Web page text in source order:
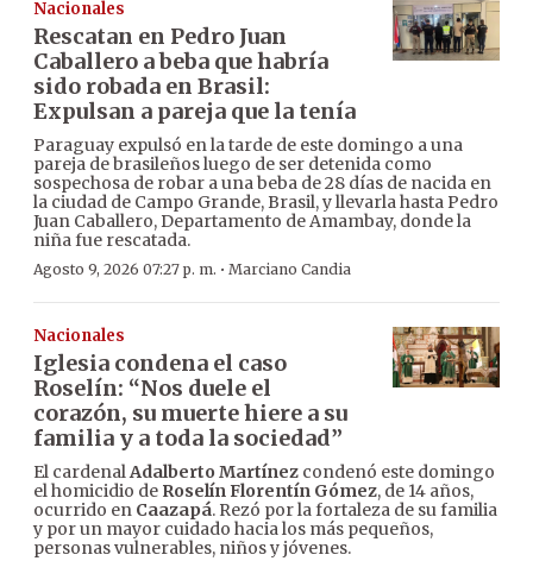
Nacionales
Rescatan en Pedro Juan
Caballero a beba que habría
sido robada en Brasil:
Expulsan a pareja que la tenía
Paraguay expulsó en la tarde de este domingo a una
pareja de brasileños luego de ser detenida como
sospechosa de robar a una beba de 28 días de nacida en
la ciudad de Campo Grande, Brasil, y llevarla hasta Pedro
Juan Caballero, Departamento de Amambay, donde la
niña fue rescatada.
Agosto 9, 2026 07:27 p. m. · Marciano Candia
Nacionales
Iglesia condena el caso
Roselín: “Nos duele el
corazón, su muerte hiere a su
familia y a toda la sociedad”
El cardenalAdalberto Martínez condenó este domingo
el homicidio de Roselín Florentín Gómez, de 14 años,
ocurrido en Caazapá. Rezó por la fortaleza de su familia
y por un mayor cuidado hacia los más pequeños,
personas vulnerables, niños y jóvenes.